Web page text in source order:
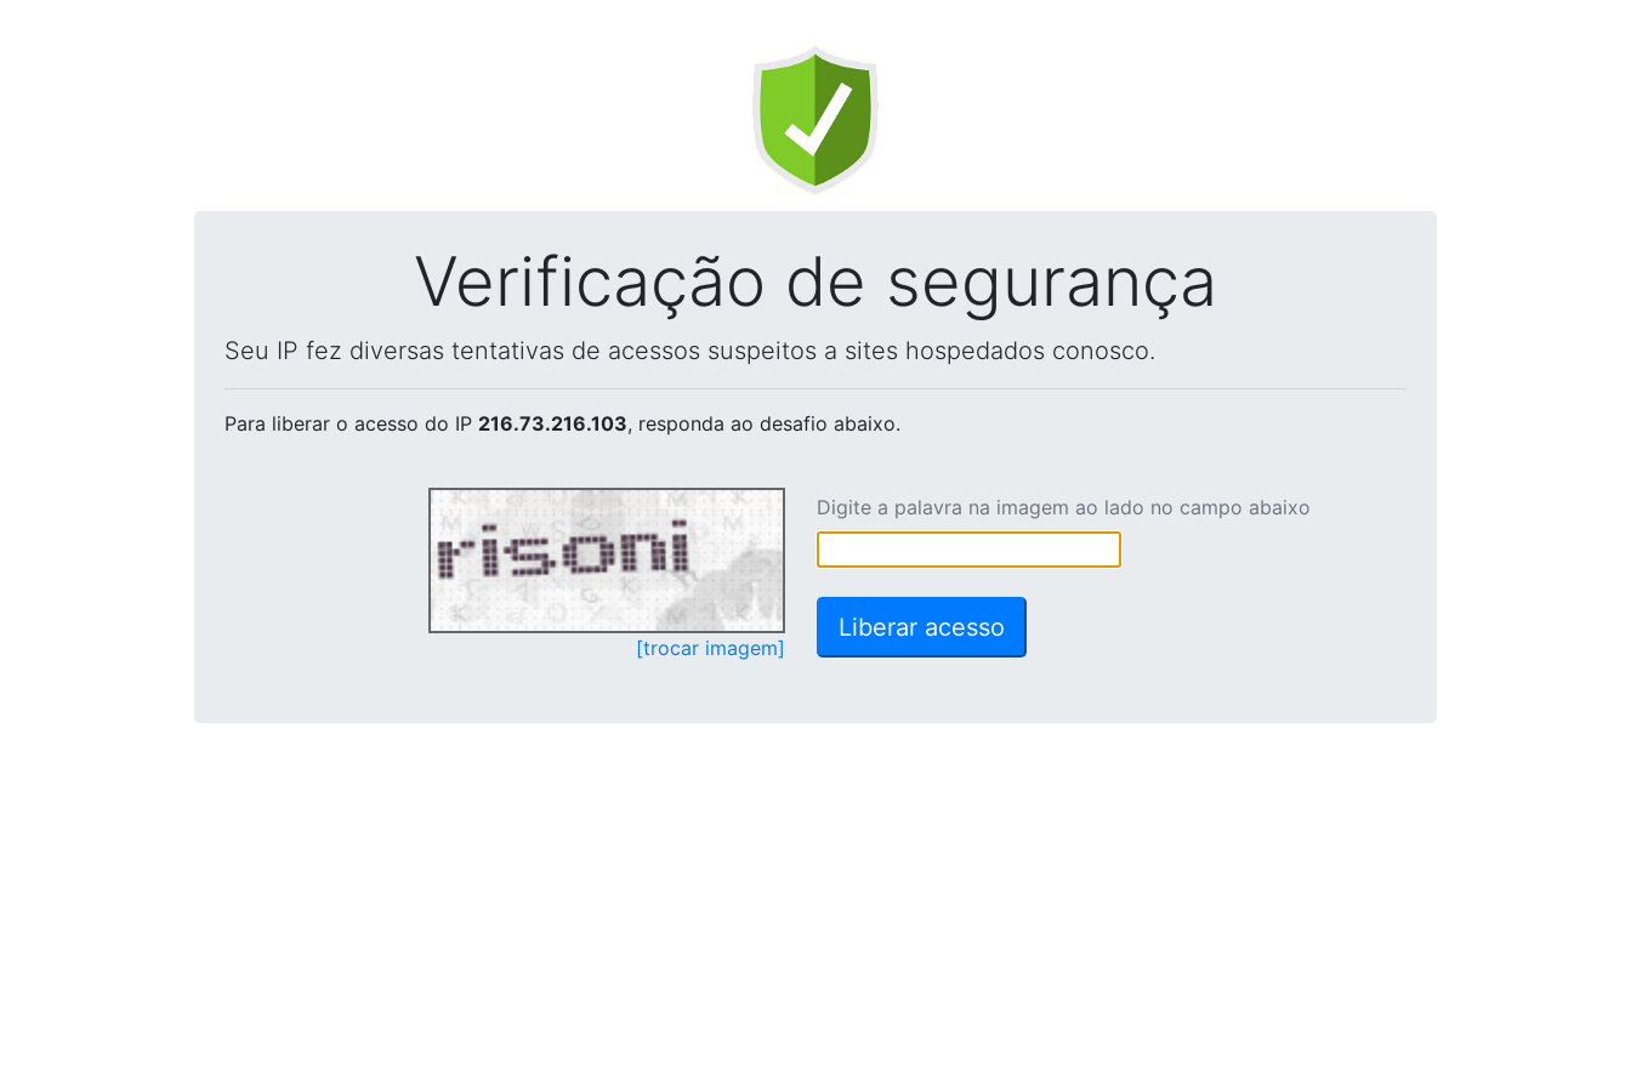
Verificação de segurança
Seu IP fez diversas tentativas de acessos suspeitos a sites hospedados conosco.
Para liberar o acesso do IP 216.73.216.103, responda ao desafio abaixo.
[trocar imagem]
Digite a palavra na imagem ao lado no campo abaixo